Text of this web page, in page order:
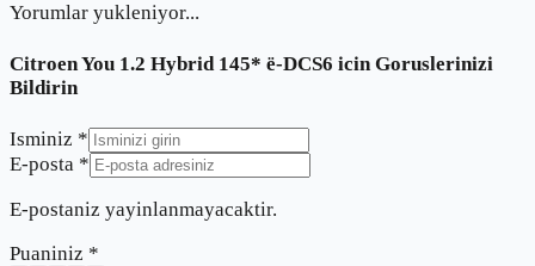
Yorumlar yukleniyor...
Citroen You 1.2 Hybrid 145* ë-DCS6 icin Goruslerinizi
Bildirin
Isminiz *
E-posta *
E-postaniz yayinlanmayacaktir.
Puaniniz *